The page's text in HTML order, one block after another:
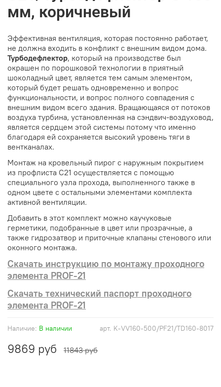
арт. K-VV160-500/PF21/TD160-8017
Наличие: В наличии
мм, коричневый
9869 руб 11843 руб
Эффективная вентиляция, которая постоянно работает,
не должна входить в конфликт с внешним видом дома.
Турбодефлектор, который на производстве был
окрашен по порошковой технологии в приятный
шоколадный цвет, является тем самым элементом,
который будет решать одновременно и вопрос
функциональности, и вопрос полного совпадения с
внешним видом всего здания. Вращающаяся от потоков
воздуха турбина, установленная на сэндвич-воздуховод,
является сердцем этой системы потому что именно
благодаря ей сохраняется высокий уровень тяги в
вентканалах.
Монтаж на кровельный пирог с наружным покрытием
из профлиста С21 осуществляется с помощью
специального узла прохода, выполненного также в
одном цвете с остальными элементами комплекта
активной вентиляции.
Добавить в этот комплект можно каучуковые
герметики, подобранные в цвет или прозрачные, а
также гидрозатвор и приточные клапаны стенового или
оконного монтажа.
Скачать инструкцию по монтажу проходного
элемента PROF-21
Скачать технический паспорт проходного
элемента PROF-21